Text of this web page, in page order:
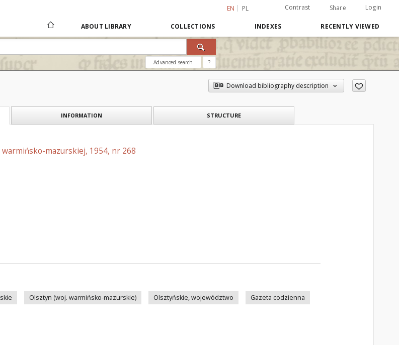
EN PL Contrast Share Login
ABOUT LIBRARY COLLECTIONS INDEXES RECENTLY VIEWED
Advanced search ?
Download bibliography description
INFORMATION STRUCTURE
mazurskiej, 1954, nr 268
Olsztyn (woj. warmińsko-mazurskie) Olsztyńskie, województwo Gazeta codzienna